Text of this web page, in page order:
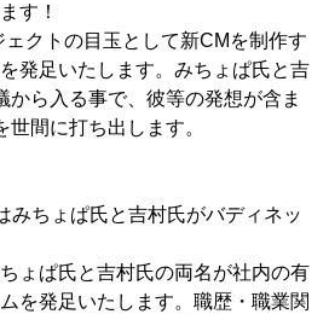
す！
クトの目玉として新CMを制作す
発足いたします。みちょぱ氏と吉
から入る事で、彼等の発想が含ま
間に打ち出します。
みちょぱ氏と吉村氏がバディネッ
ょぱ氏と吉村氏の両名が社内の有
を発足いたします。職歴・職業関